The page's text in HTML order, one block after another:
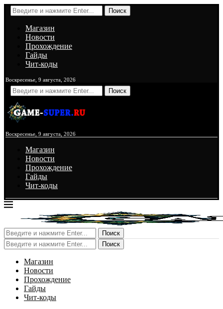
Поиск
Магазин
Новости
Прохождение
Гайды
Чит-коды
Воскресенье, 9 августа, 2026
Поиск
Воскресенье, 9 августа, 2026
Магазин
Новости
Прохождение
Гайды
Чит-коды
Поиск
Поиск
Магазин
Новости
Прохождение
Гайды
Чит-коды